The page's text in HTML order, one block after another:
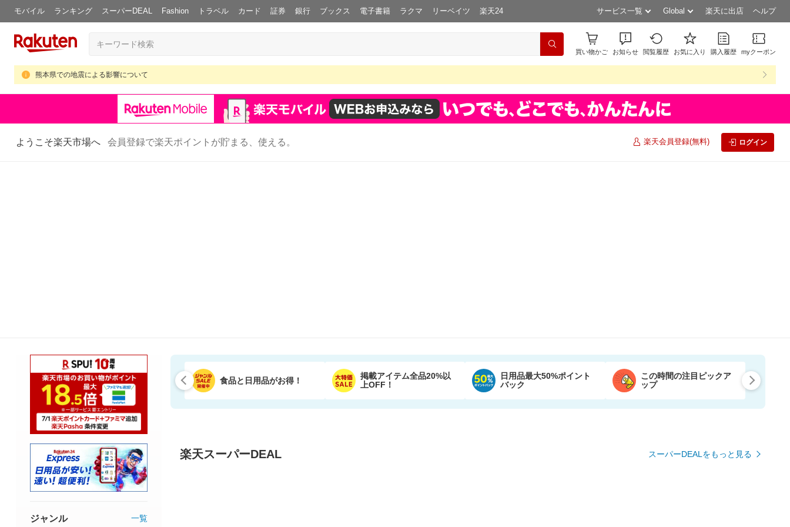
モバイル ランキング スーパーDEAL Fashion トラベル カード 証券 銀行 ブックス 電子書籍 ラクマ リーベイツ 楽天24 サービス一覧 Global 楽天に出店 ヘルプ
買い物かご お知らせ 閲覧履歴 お気に入り 購入履歴 myクーポン
熊本県での地震による影響について
ようこそ楽天市場へ 会員登録で楽天ポイントが貯まる、使える。 楽天会員登録(無料) ログイン
食品と日用品がお得！
掲載アイテム全品20%以
上OFF！
日用品最大50%ポイント
バック
この時間の注目ピックア
ップ
楽天スーパーDEAL スーパーDEALをもっと見る
ジャンル 一覧